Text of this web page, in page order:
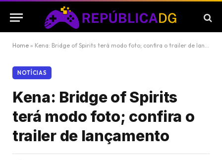
Home » Kena: Bridge of Spirits terá modo foto; confira o trailer de lançamento
NOTÍCIAS
Kena: Bridge of Spirits
terá modo foto; confira o
trailer de lançamento